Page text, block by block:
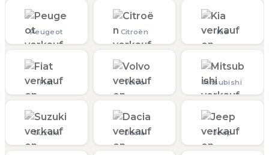
Peugeot Citroën Kia
Fiat Volvo Mitsubishi
Suzuki Dacia Jeep